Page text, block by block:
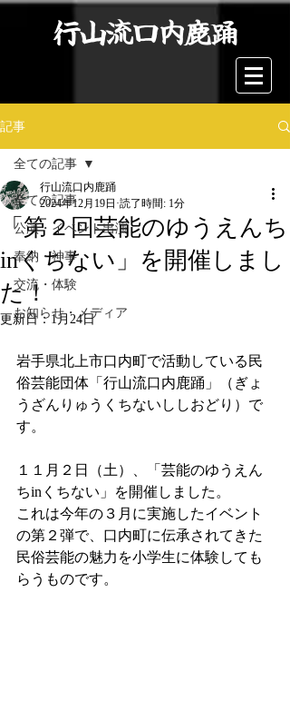
行山流口内鹿踊
記事
全ての記事
公演・イベント出演
奉納・神事
交流・体験
お知らせ・メディア
全ての記事
「第２回芸能のゆうえんち
inくちない」を開催しまし
た！
行山流口内鹿踊
2024年12月19日 読了時間: 1分
更新日：1月24日
岩手県北上市口内町で活動している民
俗芸能団体「行山流口内鹿踊」（ぎょ
うざんりゅうくちないししおどり）で
す。
１１月２日（土）、「芸能のゆうえん
ちinくちない」を開催しました。
これは今年の３月に実施したイベント
の第２弾で、口内町に伝承されてきた
民俗芸能の魅力を小学生に体験しても
らうものです。